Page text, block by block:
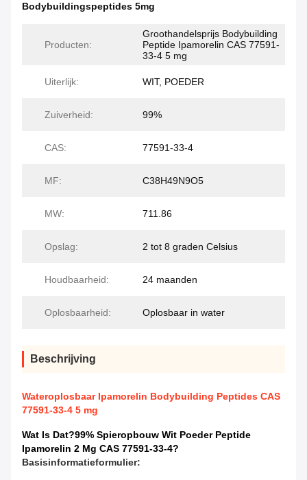
Bodybuildingspeptides 5mg
Producten:
Groothandelsprijs Bodybuilding
Peptide Ipamorelin CAS 77591-
33-4 5 mg
Uiterlijk: WIT, POEDER
Zuiverheid: 99%
CAS: 77591-33-4
MF: C38H49N9O5
MW: 711.86
Opslag: 2 tot 8 graden Celsius
Houdbaarheid: 24 maanden
Oplosbaarheid: Oplosbaar in water
Beschrijving
Wateroplosbaar Ipamorelin Bodybuilding Peptides CAS
77591-33-4 5 mg
Wat Is Dat?99% Spieropbouw Wit Poeder Peptide
Ipamorelin 2 Mg CAS 77591-33-4?
Basisinformatieformulier: